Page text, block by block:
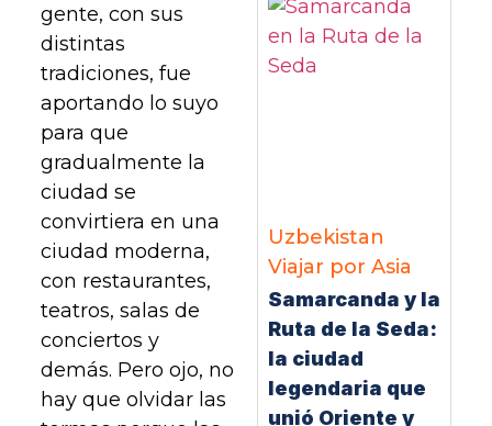
gente, con sus
distintas
tradiciones, fue
aportando lo suyo
para que
gradualmente la
ciudad se
convirtiera en una
ciudad moderna,
con restaurantes,
teatros, salas de
conciertos y
demás. Pero ojo, no
hay que olvidar las
Uzbekistan
Viajar por Asia
Samarcanda y la
Ruta de la Seda:
la ciudad
legendaria que
unió Oriente y